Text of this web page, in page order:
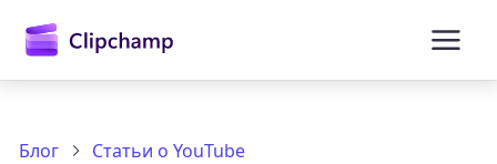
содержимому
Блог Статьи о YouTube